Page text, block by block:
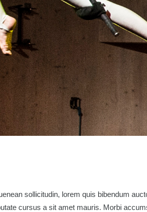
sollicitudin, lorem quis bibendum
cursus a sit amet mauris. Morbi